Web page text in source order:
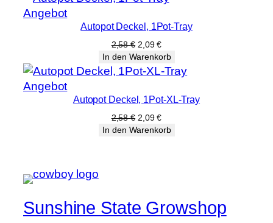
36,03 €28,79 €.
AngebotProdukt
Autopot Deckel, 1Pot-Tray
2,58€ Ursprünglicher
Preis
war:
2,58 €
2,09€Aktueller
Preis
ist:
2,09 €.
In den Warenkorb
AngebotProdukt
im
Autopot Deckel, 1Pot-XL-Tray
2,58€ Ursprünglicher
Preis
2,09€Aktueller
Preis
In den Warenkorb
Sunshine State Growshop